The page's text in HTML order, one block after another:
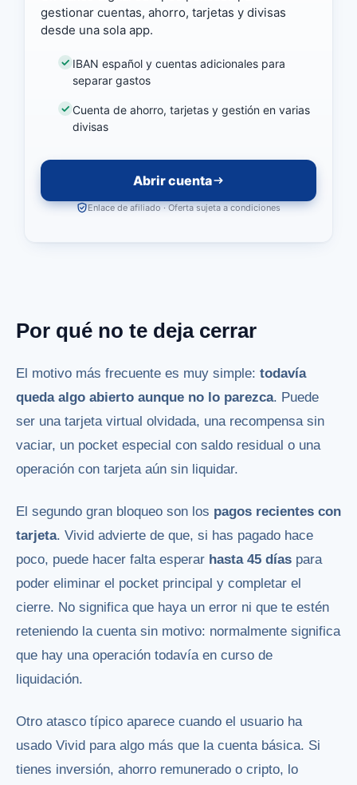
gestionar cuentas, ahorro, tarjetas y divisas
desde una sola app.
IBAN español y cuentas adicionales para
separar gastos
Cuenta de ahorro, tarjetas y gestión en varias
divisas
Abrir cuenta
Enlace de afiliado · Oferta sujeta a condiciones
Por qué no te deja cerrar
El motivo más frecuente es muy simple: todavía
queda algo abierto aunque no lo parezca. Puede
ser una tarjeta virtual olvidada, una recompensa sin
vaciar, un pocket especial con saldo residual o una
operación con tarjeta aún sin liquidar.
El segundo gran bloqueo son los pagos recientes con
tarjeta. Vivid advierte de que, si has pagado hace
poco, puede hacer falta esperar hasta 45 días para
poder eliminar el pocket principal y completar el
cierre. No significa que haya un error ni que te estén
reteniendo la cuenta sin motivo: normalmente significa
que hay una operación todavía en curso de
liquidación.
Otro atasco típico aparece cuando el usuario ha
usado Vivid para algo más que la cuenta básica. Si
tienes inversión, ahorro remunerado o cripto, lo